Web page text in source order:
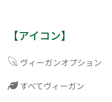
【アイコン】
ヴィーガンオプション
すべてヴィーガン